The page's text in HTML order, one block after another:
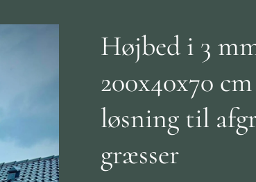
Højbed i 3
200x40x70
løsning til
græsser